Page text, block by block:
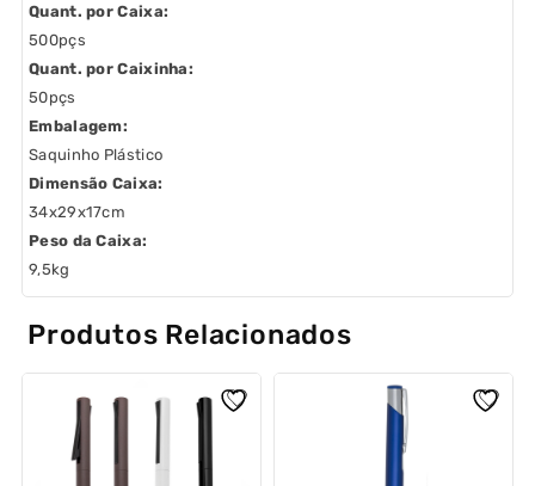
Quant. por Caixa:
500pçs
Quant. por Caixinha:
50pçs
Embalagem:
Saquinho Plástico
Dimensão Caixa:
34x29x17cm
Peso da Caixa:
9,5kg
Produtos Relacionados